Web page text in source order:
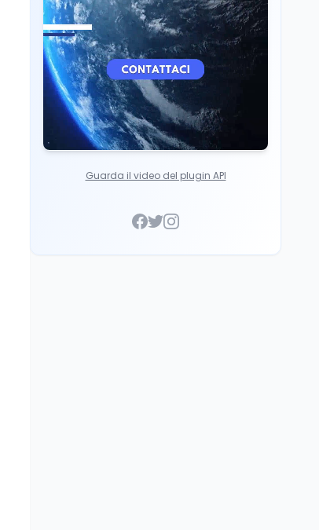
al Maestrone
Guarda il video del plugin API